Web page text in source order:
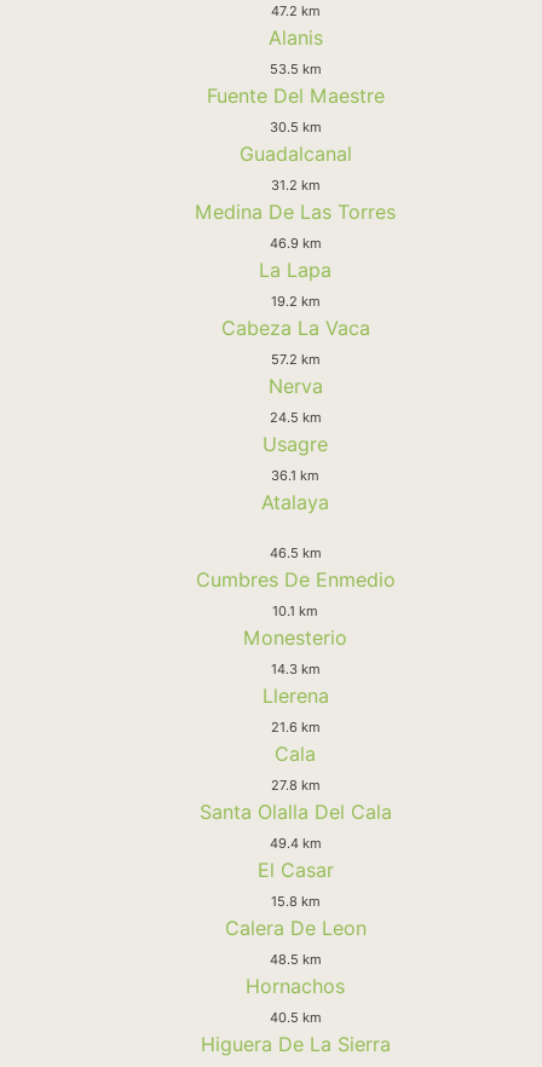
47.2 km
Alanis
53.5 km
Fuente Del Maestre
30.5 km
Guadalcanal
31.2 km
Medina De Las Torres
46.9 km
La Lapa
19.2 km
Cabeza La Vaca
57.2 km
Nerva
24.5 km
Usagre
36.1 km
Atalaya
46.5 km
Cumbres De Enmedio
10.1 km
Monesterio
14.3 km
Llerena
21.6 km
Cala
27.8 km
Santa Olalla Del Cala
49.4 km
El Casar
15.8 km
Calera De Leon
48.5 km
Hornachos
40.5 km
Higuera De La Sierra